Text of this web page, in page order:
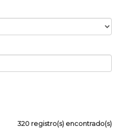
320 registro(s) encontrado(s)